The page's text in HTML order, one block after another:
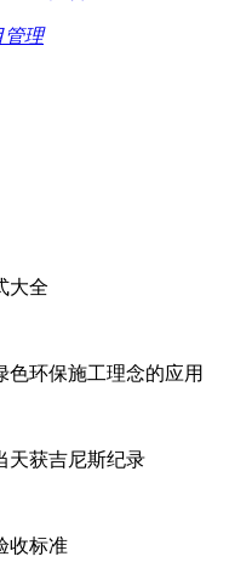
管理
大全
色环保施工理念的应用
天获吉尼斯纪录
收标准